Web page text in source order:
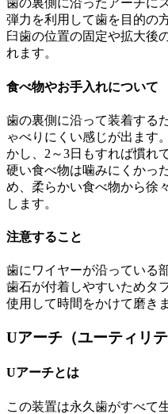
歯の裏側に沿ったアーチに
弾力を利用して歯を目的の
臼歯の位置の固定や拡大後
れます。
食べ物やお手入れについて
歯の裏側に沿って装着する
ゃべりにくい感じが出ます
かし、2～3日もすれば慣れ
硬い食べ物は噛みにくかっ
め、柔らかい食べ物から徐
します。
注意すること
歯にワイヤーが沿っている
歯石が付着しやすいためタ
使用して時間をかけて磨き
Uアーチ（ユーティリテ
Uアーチとは
この装置は永久歯がすべて